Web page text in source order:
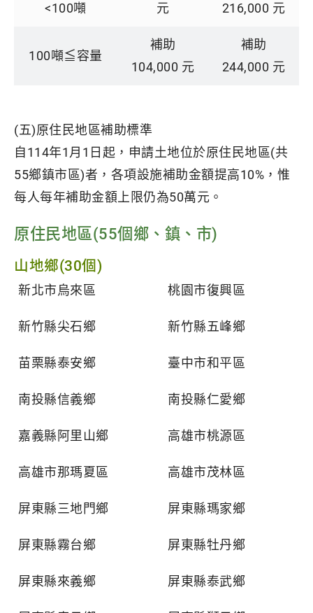
<100噸
元
216,000 元
100噸≦容量
補助
104,000 元
補助
244,000 元
(五)原住民地區補助標準
自114年1月1日起，申請土地位於原住民地區(共
55鄉鎮市區)者，各項設施補助金額提高10%，惟
每人每年補助金額上限仍為50萬元。
原住民地區(55個鄉、鎮、市)
山地鄉(30個)
新北市烏來區 桃園市復興區
新竹縣尖石鄉 新竹縣五峰鄉
苗栗縣泰安鄉 臺中市和平區
南投縣信義鄉 南投縣仁愛鄉
嘉義縣阿里山鄉 高雄市桃源區
高雄市那瑪夏區 高雄市茂林區
屏東縣三地門鄉 屏東縣瑪家鄉
屏東縣霧台鄉 屏東縣牡丹鄉
屏東縣來義鄉 屏東縣泰武鄉